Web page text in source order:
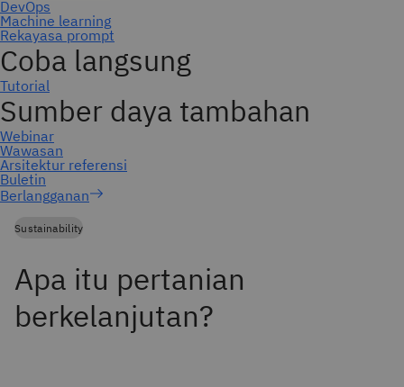
Berlangganan
Sustainability
Apa itu pertanian
berkelanjutan?